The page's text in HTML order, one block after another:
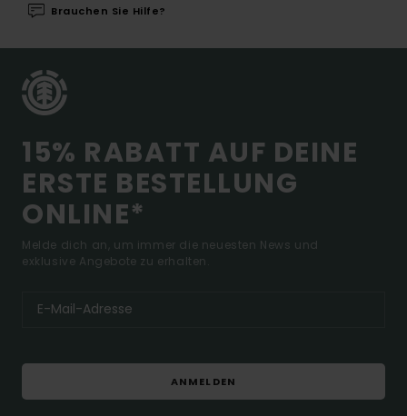
Brauchen Sie Hilfe?
15% RABATT AUF DEINE
ERSTE BESTELLUNG
ONLINE*
Melde dich an, um immer die neuesten News und
exklusive Angebote zu erhalten.
ANMELDEN